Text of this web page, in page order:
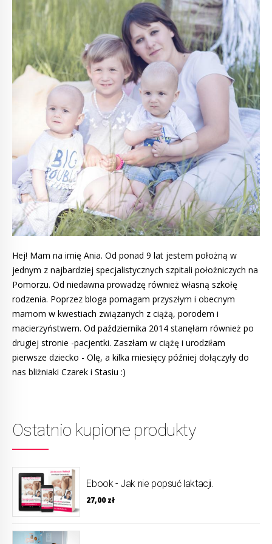
Hej! Mam na imię Ania. Od ponad 9 lat jestem położną w
jednym z najbardziej specjalistycznych szpitali położniczych na
Pomorzu. Od niedawna prowadzę również własną szkołę
rodzenia. Poprzez bloga pomagam przyszłym i obecnym
mamom w kwestiach związanych z ciążą, porodem i
macierzyństwem. Od października 2014 stanęłam również po
drugiej stronie -pacjentki. Zaszłam w ciążę i urodziłam
pierwsze dziecko - Olę, a kilka miesięcy później dołączyły do
nas bliżniaki Czarek i Stasiu :)
Ostatnio kupione produkty
Ebook - Jak nie popsuć laktacji.
27,00zł